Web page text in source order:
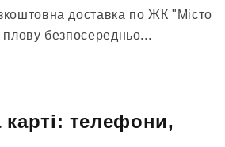
доставка по ЖК "Місто
безпосередньо...
телефони,